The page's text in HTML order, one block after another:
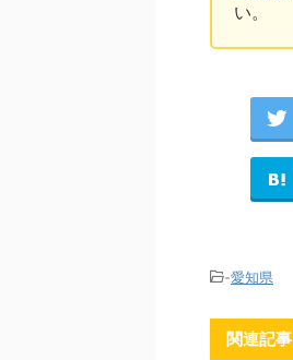
い。
-愛知県
関連記事